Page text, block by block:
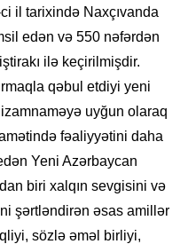
il tarixində Naxçıvanda
edən və 550 nəfərdən
ilə keçirilmişdir.
qəbul etdiyi yeni
uyğun olaraq
fəaliyyətini daha
Yeni Azərbaycan
biri xalqın sevgisini və
şərtləndirən əsas amillər
sözlə əməl birliyi,